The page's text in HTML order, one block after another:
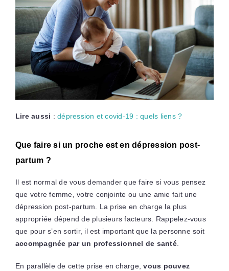
Lire aussi :dépression et covid-19 : quels liens ?
Que faire si un proche est en dépression post-
partum ?
Il est normal de vous demander que faire si vous pensez
que votre femme, votre conjointe ou une amie fait une
dépression post-partum. La prise en charge la plus
appropriée dépend de plusieurs facteurs. Rappelez-vous
que pour s’en sortir, il est important que la personne soit
accompagnée par un professionnel de santé.
En parallèle de cette prise en charge,vous pouvez